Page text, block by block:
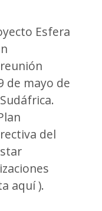
Esfera
de mayo de
del
aquí ).